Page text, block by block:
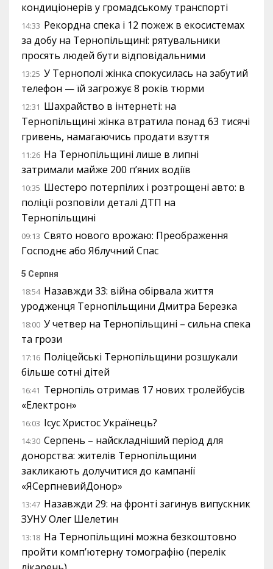
кондиціонерів у громадському транспорті
14:33 Рекордна спека і 12 пожеж в екосистемах
за добу на Тернопільщині: рятувальники
просять людей бути відповідальними
13:25 У Тернополі жінка спокусилась на забутий
телефон — їй загрожує 8 років тюрми
12:31 Шахрайство в інтернеті: на
Тернопільщині жінка втратила понад 63 тисячі
гривень, намагаючись продати взуття
11:26 На Тернопільщині лише в липні
затримали майже 200 п’яних водіїв
10:35 Шестеро потерпілих і розтрощені авто: в
поліції розповіли деталі ДТП на
Тернопільщині
09:13 Свято нового врожаю: Преображення
Господнє або Яблучний Спас
5 Серпня
18:54 Назавжди 33: війна обірвала життя
уродженця Тернопільщини Дмитра Березка
18:00 У четвер на Тернопільщині – сильна спека
та грози
17:16 Поліцейські Тернопільщини розшукали
більше сотні дітей
16:41 Тернопіль отримав 17 нових тролейбусів
«Електрон»
16:03 Ісус Христос Українець?
14:30 Серпень – найскладніший період для
донорства: жителів Тернопільщини
закликають долучитися до кампанії
«ЯСерпневийДонор»
13:47 Назавжди 29: на фронті загинув випускник
ЗУНУ Олег Шелетин
13:18 На Тернопільщині можна безкоштовно
пройти комп’ютерну томографію (перелік